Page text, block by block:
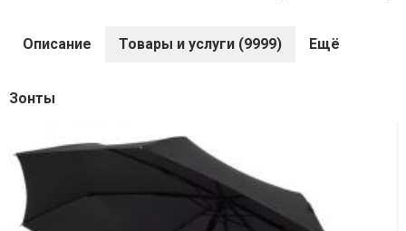
Описание Товары и услуги (9999) Ещё
Зонты